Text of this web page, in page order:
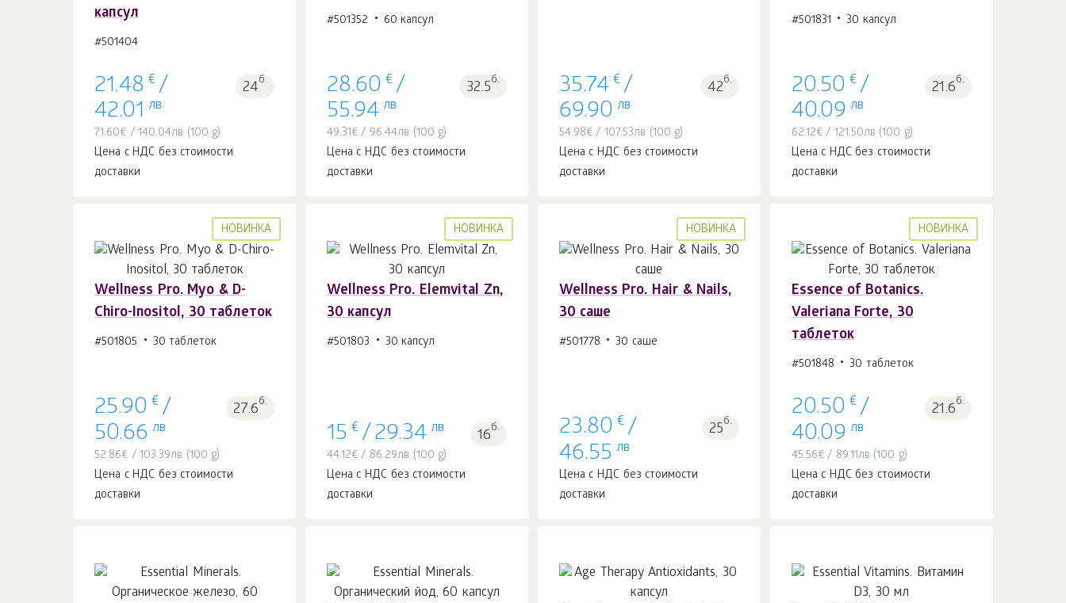
капсул
#501404
21.48 € /
42.01 лв
24б.
71.60€ /140.04лв (100 g)
Цена с НДС без стоимости
доставки
#501352 60 капсул
28.60 € /
55.94 лв
32.5б.
49.31€/ 96.44лв (100 g)
Цена с НДС без стоимости
доставки
35.74 € /
69.90 лв
42б.
54.98€/ 107.53лв (100 g)
Цена с НДС без стоимости
доставки
#501831 30 капсул
20.50 € /
40.09 лв
21.6б.
62.12€/ 121.50лв (100 g)
Цена с НДС без стоимости
доставки
НОВИНКА
Wellness Pro. Myo & D-
Chiro-Inositol, 30 таблеток
#501805 30 таблеток
25.90 € /
50.66 лв
27.6б.
52.86€ /103.39лв (100 g)
Цена с НДС без стоимости
доставки
НОВИНКА
Wellness Pro. Elemvital Zn,
30 капсул
#501803 30 капсул
15 € /29.34 лв 16б.
44.12€/ 86.29лв (100 g)
Цена с НДС без стоимости
доставки
НОВИНКА
Wellness Pro. Hair & Nails,
30 саше
#501778 30 саше
23.80 € /
46.55 лв
25б.
Цена с НДС без стоимости
доставки
НОВИНКА
Essence of Botanics.
Valeriana Forte, 30
таблеток
#501848 30 таблеток
20.50 € /
40.09 лв
21.6б.
45.56€/ 89.11лв (100 g)
Цена с НДС без стоимости
доставки
В корзину 1